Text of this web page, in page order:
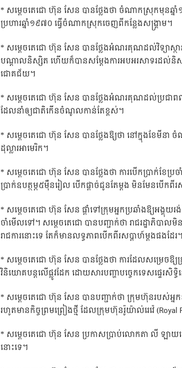
* សម្តេចតេជោ ហ៊ុន សែន បានថ្លែងថា ចំណាកស្រុកមុនឆ្នាំ១
ប្រហារឆ្នាំ១៩៧០ ធ្វើចំណាកស្រុកចេញពីកន្លែងសង្គ្រាម។
* សម្តេចតេជោ ហ៊ុន សែន បានថ្លែងអំណរគុណដល់វិទ្យាស្ថា
បណ្តាលនិស្សិត ហើយក៏បានសម្តែងការអបអរសាទរដល់និ
ជោគជ័យ។
* សម្តេចតេជោ ហ៊ុន សែន បានថ្លែងអំណរគុណដល់ប្រជាពល
ដែលនាំឲ្យជាតិកើនចំណូលកាន់តែខ្ពស់។
* សម្តេចតេជោ ហ៊ុន សែន បានថ្លែងឱ្យថា នៅក្នុងខែមីន
ដុល្លារអាមេរិក។
* សម្តេចតេជោ ហ៊ុន សែន បានថ្លែងថា ការបើកប្រាក់ខែប្រ
ប្រាក់ឧបត្ថម្ភ៥ម៉ឺនរៀល បើកផ្តាច់ជូនតែម្តង មិនមែនបើកពីរ
* សម្តេចតេជោ ហ៊ុន សែន ផ្តាំទៅក្រុមអ្នកប្រឆាំងឱ្យអង្គុយ
ចាំមើលទៅ។ សម្តេចតេជោ បានបញ្ជាក់ថា រាជរដ្ឋាភិបាល
រាជការនោះទេ តែក៏មានលទ្ធភាពបើកពីរសប្តាហ៍ម្តងផងដែរ។
* សម្តេចតេជោ ហ៊ុន សែន បានថ្លែងថា ការដែលសម្រេចឱ្
វិនិយោគបន្តលើផ្លូវដែក ដោយសារបញ្ហាបច្ចេកទេសផ្ទេរ
* សម្តេចតេជោ ហ៊ុន សែន បានបញ្ជាក់ថា ក្រុមហ៊ុនរបស់អ្នក
រហូតមានកិច្ចព្រមព្រៀងថ្មី ដែលក្រុមហ៊ុនរ៉ូយ៉ាល់រេវ៉េ
* សម្តេចតេជោ ហ៊ុន សែន ប្រកាសប្រាប់លោកតា លី ឡាយ
នោះទេ។